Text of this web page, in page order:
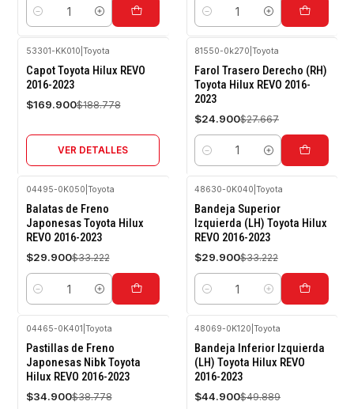
Cantidad Cantidad
-10%
OFF
53301-KK010 Toyota
Capot Toyota Hilux REVO
2016-2023
$169.900$188.778
VER DETALLES
-10%
OFF
81550-0k270 Toyota
Farol Trasero Derecho (RH)
Toyota Hilux REVO 2016-
2023
$24.900$27.667
Cantidad
-10%
OFF
04495-0K050 Toyota
Balatas de Freno
Japonesas Toyota Hilux
REVO 2016-2023
$29.900$33.222
Cantidad
-10%
OFF
48630-0K040 Toyota
Bandeja Superior
Izquierda (LH) Toyota Hilux
REVO 2016-2023
$29.900$33.222
Cantidad
-10%
OFF
04465-0K401 Toyota
Pastillas de Freno
Japonesas Nibk Toyota
Hilux REVO 2016-2023
$34.900$38.778
-10%
OFF
Agotado
48069-0K120 Toyota
Bandeja Inferior Izquierda
(LH) Toyota Hilux REVO
2016-2023
$44.900$49.889